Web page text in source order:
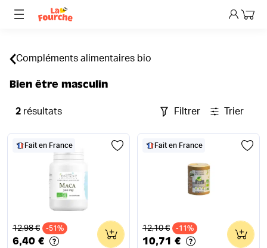
Mon
Compléments alimentaires bio
Bien être masculin
2 résultats Filtrer Trier
Fait en France
Ancien prix
12,98 € -51%
6,40 €
0
Fait en France
Ancien prix
12,10 € -11%
10,71 €
0